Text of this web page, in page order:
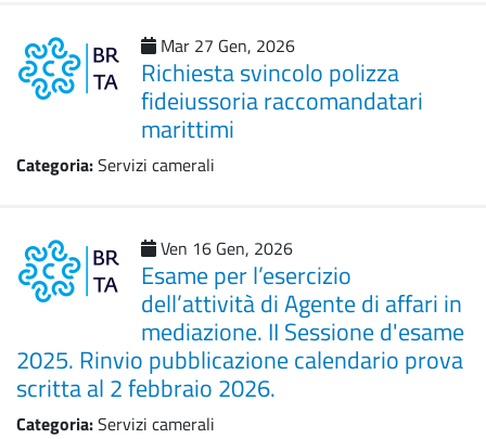
Mar 27 Gen, 2026
Richiesta svincolo polizza
fideiussoria raccomandatari
marittimi
Categoria:Servizi camerali
Ven 16 Gen, 2026
Esame per l’esercizio
dell’attività di Agente di affari in
mediazione. II Sessione d'esame
2025. Rinvio pubblicazione calendario prova
scritta al 2 febbraio 2026.
Categoria:Servizi camerali